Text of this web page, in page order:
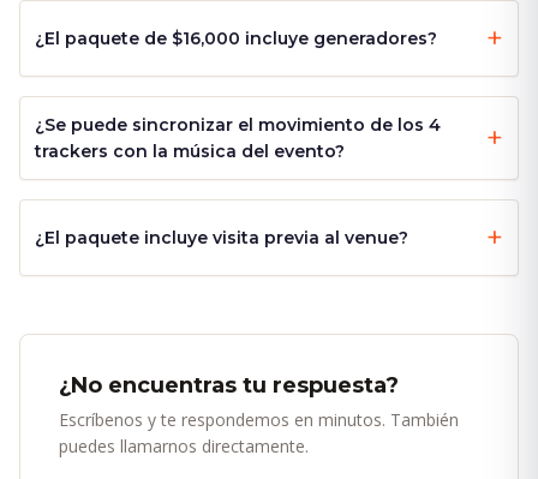
¿El paquete de $16,000 incluye generadores?
¿Se puede sincronizar el movimiento de los 4
trackers con la música del evento?
¿El paquete incluye visita previa al venue?
¿No encuentras tu respuesta?
Escríbenos y te respondemos en minutos. También
puedes llamarnos directamente.